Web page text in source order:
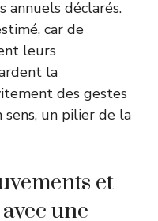
annuels déclarés.
car de
leurs
la
des gestes
sens, un pilier de la
et
une